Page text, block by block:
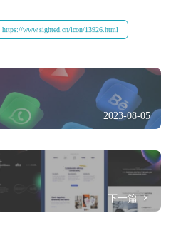
www.sighted.cn/icon/13926.html
2023-08-05
下一篇